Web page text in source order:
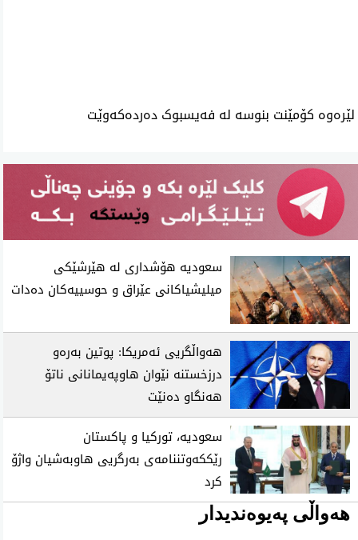
لێرەوە کۆمێنت بنوسە لە فەیسبوک دەردەکەوێت
سعودیە هۆشداری لە هێرشێکی
میلیشیاکانی عێراق و حوسییەکان دەدات
هەواڵگریی ئەمریکا: پوتین بەرەو
درزخستنە نێوان هاوپەیمانانی ناتۆ
هەنگاو دەنێت
سعودیه‌، توركیا و پاكستان
رێككه‌وتننامه‌ی به‌رگریی هاوبه‌شیان واژۆ
كرد
هەواڵی پەیوەندیدار